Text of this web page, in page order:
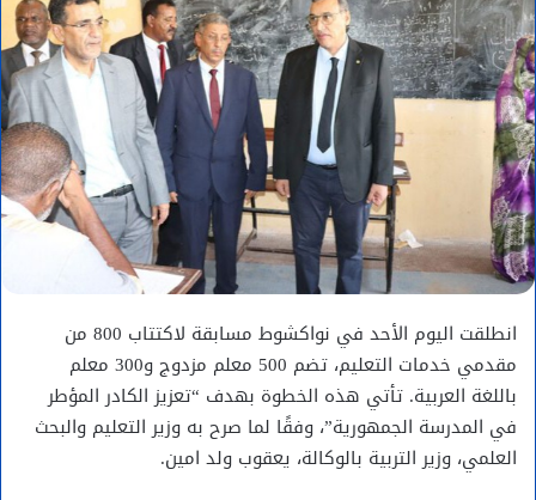
انطلقت اليوم الأحد في نواكشوط مسابقة لاكتتاب 800 من
مقدمي خدمات التعليم، تضم 500 معلم مزدوج و300 معلم
باللغة العربية. تأتي هذه الخطوة بهدف “تعزيز الكادر المؤطر
في المدرسة الجمهورية”، وفقًا لما صرح به وزير التعليم والبحث
العلمي، وزير التربية بالوكالة، يعقوب ولد امين.